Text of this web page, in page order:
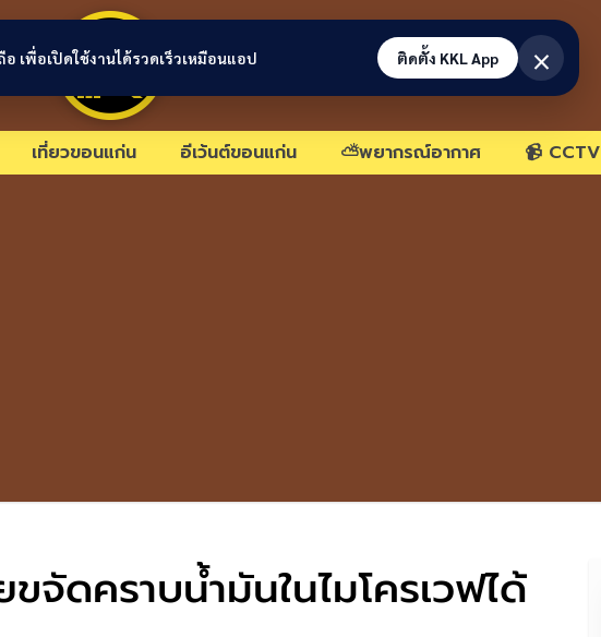
ขอนแก่นลิงก์
เที่ยวขอนแก่น อีเว้นต์ขอนแก่น ⛅พยากรณ์อากาศ 📹 CCTV
จัดคราบน้ำมันในไมโครเวฟได้
เพื่อเปิดใช้งานได้รวดเร็วเหมือนแอป ติดตั้ง KKL App ×